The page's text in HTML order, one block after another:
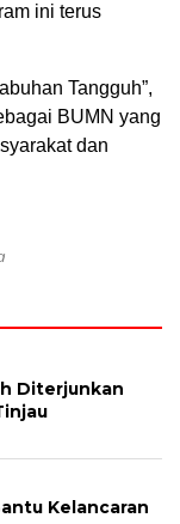
ini terus
Tangguh”,
BUMN yang
dan
Diterjunkan
Kelancaran